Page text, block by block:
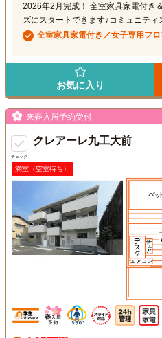
2026年2月完成！ 全室家具家電付き
ズにスタートできます♪コミュニティ
全室家具家電付き／女子専用フ
お気に入り
チェック
来春入居予約受付
クレアーレ九工大前
満室（空室待ち）